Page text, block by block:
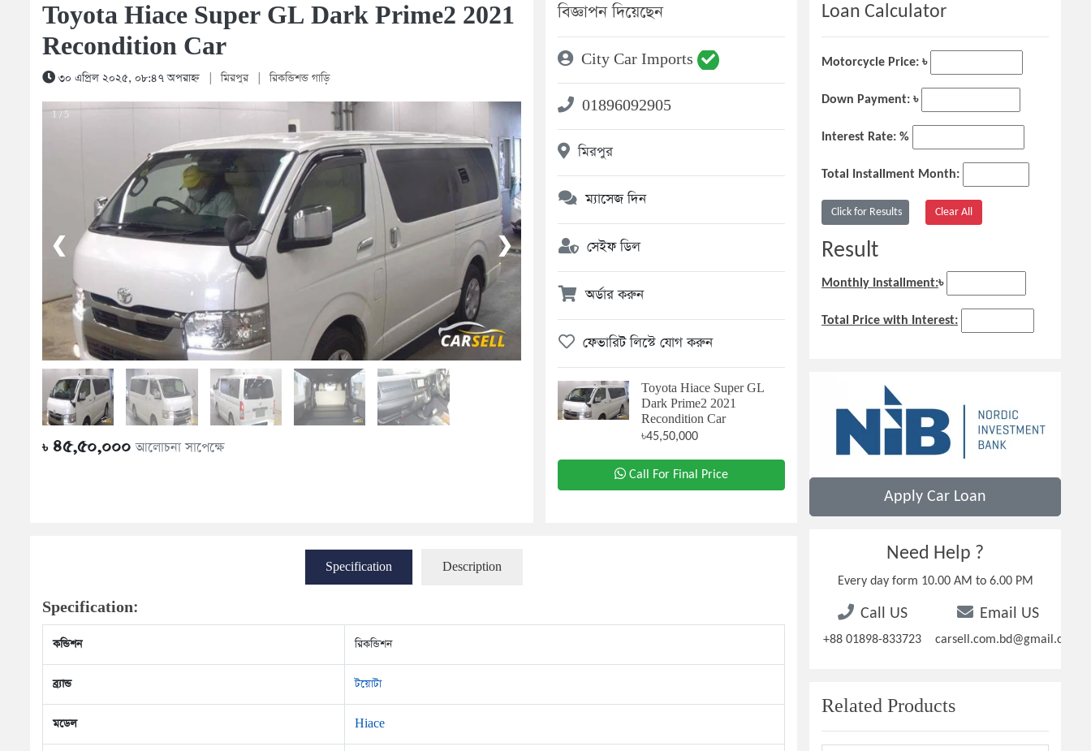
Toyota Hiace Super GL Dark Prime2 2021
Recondition Car
৩০ এপ্রিল ২০২৫, ০৮:৪৭ অপরাহ্ন মিরপুর রিকন্ডিশন্ড গাড়ি
1 / 5
❮ ❯
৳৪৫,৫০,০০০আলোচনা সাপেক্ষে
বিজ্ঞাপন দিয়েছেন
City Car Imports
01896092905
মিরপুর
ম্যাসেজ দিন
সেইফ ডিল
অর্ডার করুন
ফেভারিট লিস্টে যোগ করুন
Toyota Hiace Super GL
Dark Prime2 2021
Recondition Car
৳45,50,000
Call For Final Price
Specification Description
Specification:
কন্ডিশন রিকন্ডিশন
ব্র্যান্ড টয়োটা
মডেল Hiace
Loan Calculator
Motorcycle Price: ৳
Down Payment: ৳
Interest Rate: %
Total Installment Month:
Result
Monthly Installment:৳
Total Price with Interest:
Apply Car Loan
Need Help ?
Every day form 10.00 AM to 6.00 PM
Call US
+88 01898-833723
Email US
carsell.com.bd@gmail.com
Related Products